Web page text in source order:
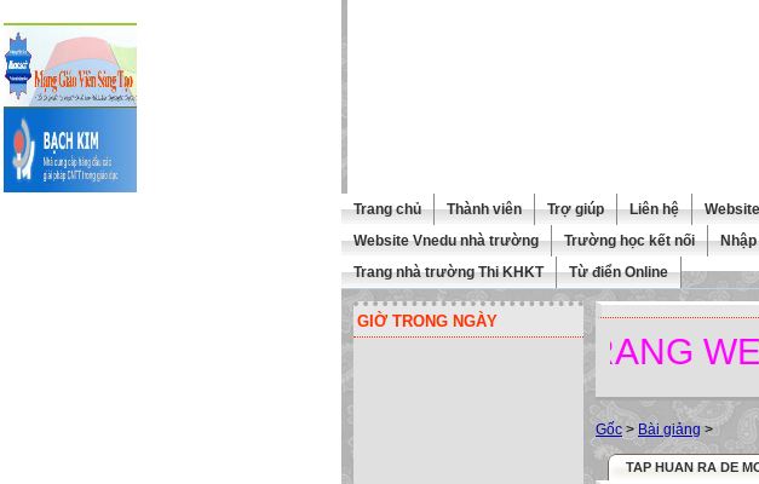
Trang chủ Thành viên Trợ giúp Liên hệ
Website Vnedu nhà trường
Trường học kết nối
Trang nhà trường Thi KHKT
Từ điển Online
GIỜ TRONG NGÀY
QUÍ THẦY CÔ GHÉ THĂM TRANG
Gốc > Bài giảng >
TAP HUAN RA DE